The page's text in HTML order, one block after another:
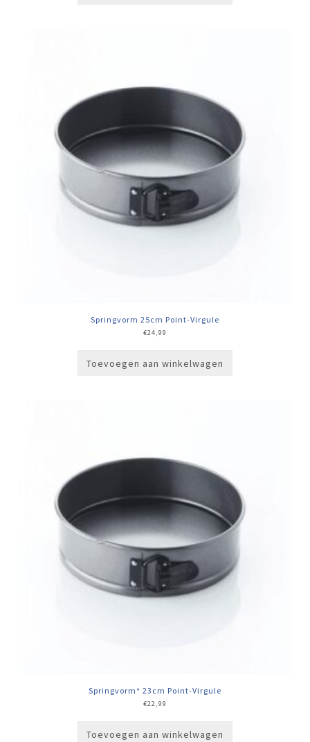
Springvorm 25cm Point-Virgule
€24,99
Toevoegen aan winkelwagen
Springvorm* 23cm Point-Virgule
€22,99
Toevoegen aan winkelwagen